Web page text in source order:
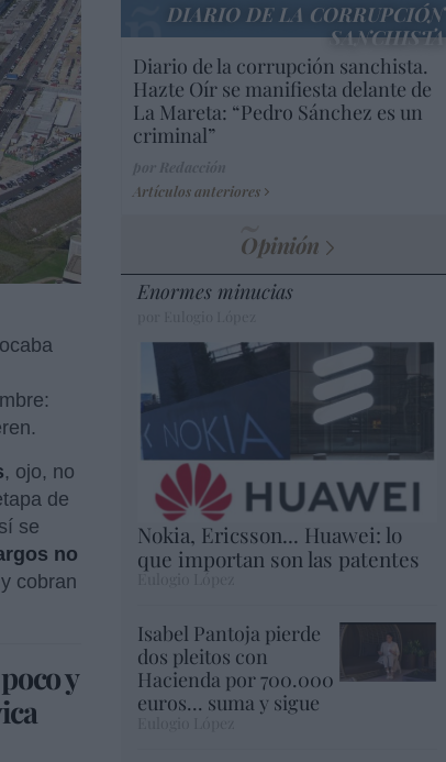
, ojo, no
de
se
no
cobran
y
DIARIO DE LA CORRUPCIÓN
SANCHISTA
Diario de la corrupción sanchista.
Hazte Oír se manifiesta delante de
La Mareta: “Pedro Sánchez es un
criminal”
Artículos anteriores
Opinión
Enormes minucias
Nokia, Ericsson... Huawei: lo
que importan son las patentes
Eulogio López
Isabel Pantoja pierde
dos pleitos con
Hacienda por 700.000
euros... suma y sigue